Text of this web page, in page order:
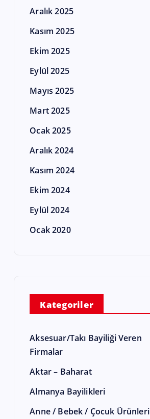
Aralık 2025
Kasım 2025
Ekim 2025
Eylül 2025
Mayıs 2025
Mart 2025
Ocak 2025
Aralık 2024
Kasım 2024
Ekim 2024
Eylül 2024
Ocak 2020
Kategoriler
Aksesuar/Takı Bayiliği Veren
Firmalar
Aktar – Baharat
Almanya Bayilikleri
Anne / Bebek / Çocuk Ürünleri